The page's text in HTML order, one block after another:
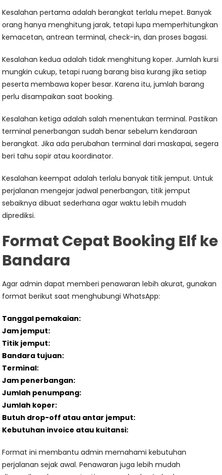
Kesalahan pertama adalah berangkat terlalu mepet. Banyak
orang hanya menghitung jarak, tetapi lupa memperhitungkan
kemacetan, antrean terminal, check-in, dan proses bagasi.
Kesalahan kedua adalah tidak menghitung koper. Jumlah kursi
mungkin cukup, tetapi ruang barang bisa kurang jika setiap
peserta membawa koper besar. Karena itu, jumlah barang
perlu disampaikan saat booking.
Kesalahan ketiga adalah salah menentukan terminal. Pastikan
terminal penerbangan sudah benar sebelum kendaraan
berangkat. Jika ada perubahan terminal dari maskapai, segera
beri tahu sopir atau koordinator.
Kesalahan keempat adalah terlalu banyak titik jemput. Untuk
perjalanan mengejar jadwal penerbangan, titik jemput
sebaiknya dibuat sederhana agar waktu lebih mudah
diprediksi.
Format Cepat Booking Elf ke
Bandara
Agar admin dapat memberi penawaran lebih akurat, gunakan
format berikut saat menghubungi WhatsApp:
Tanggal pemakaian:
Jam jemput:
Titik jemput:
Bandara tujuan:
Terminal:
Jam penerbangan:
Jumlah penumpang:
Jumlah koper:
Butuh drop-off atau antar jemput:
Kebutuhan invoice atau kuitansi:
Format ini membantu admin memahami kebutuhan
perjalanan sejak awal. Penawaran juga lebih mudah